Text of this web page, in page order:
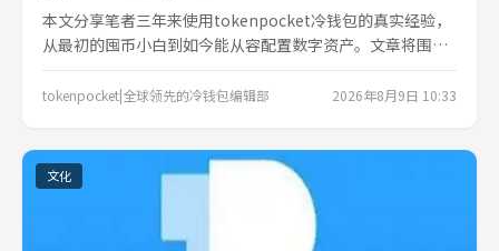
本文分享笔者三年来使用tokenpocket冷钱包的真实经验，
从最初的囤币小白到如今能从容配置数字资产。文章将围绕
何避开常见误区，让数字资产在安全前提下稳健增值。
tokenpocket|全球领先的冷钱包编辑部 2026年8月9日 10:33
文化